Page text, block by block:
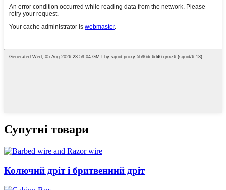
Супутні товари
Колючий дріт і бритвенний дріт